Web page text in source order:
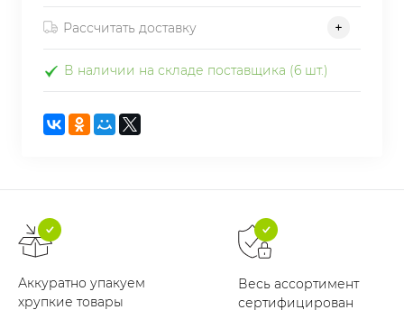
Рассчитать доставку
В наличии на складе поставщика (6 шт.)
Аккуратно упакуем
хрупкие товары
Весь ассортимент
сертифицирован